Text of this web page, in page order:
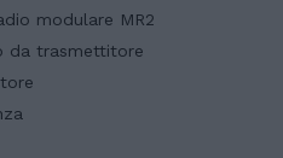
modulare MR2
da trasmettitore